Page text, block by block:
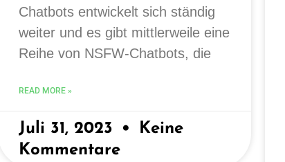
Chatbots entwickelt sich ständig
weiter und es gibt mittlerweile eine
Reihe von NSFW-Chatbots, die
READ MORE »
Juli 31, 2023
Keine
Kommentare